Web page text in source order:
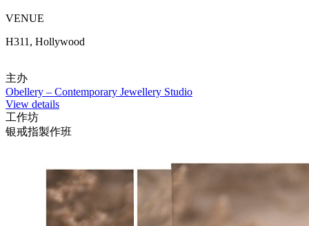
VENUE
H311, Hollywood
主办
Obellery – Contemporary Jewellery Studio
View details
工作坊
银戒指製作班